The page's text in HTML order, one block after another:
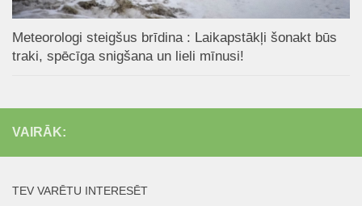
Meteorologi steigšus brīdina : Laikapstākļi šonakt būs
traki, spēcīga snigšana un lieli mīnusi!
VAIRĀK:
TEV VARĒTU INTERESĒT